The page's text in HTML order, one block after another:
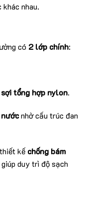
khác nhau.
có 2 lớp chính:
tổng hợp nylon.
nhờ cấu trúc đan
kế chống bám
giúp duy trì độ sạch